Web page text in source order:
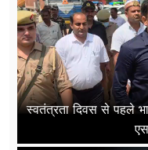
स्वतंत्रता दिवस से पहले